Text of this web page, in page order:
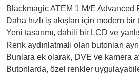
Blackmagic ATEM 1 M/E Advanced
Daha hızlı iş akışları için modern
Yeni tasarımı, dahili bir LCD ve
Renk aydınlatmalı olan butonları
Bunlara ek olarak, DVE ve kamera
Butonlarda, özel renkler